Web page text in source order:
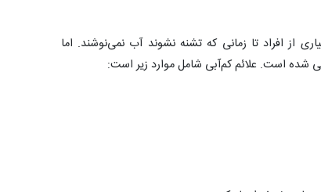
از افراد تا زمانی که تشنه نشوند آب نمی‌نوشند. اما
شده است. علائم کم‌آبی شامل موارد زیر است: